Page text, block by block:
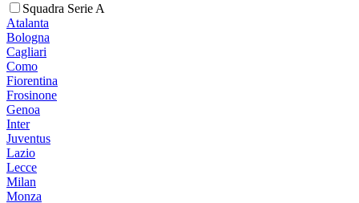
Squadra Serie A
Atalanta
Bologna
Cagliari
Como
Fiorentina
Frosinone
Genoa
Inter
Juventus
Lazio
Lecce
Milan
Monza